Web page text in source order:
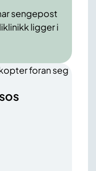
sengepost
ligger i